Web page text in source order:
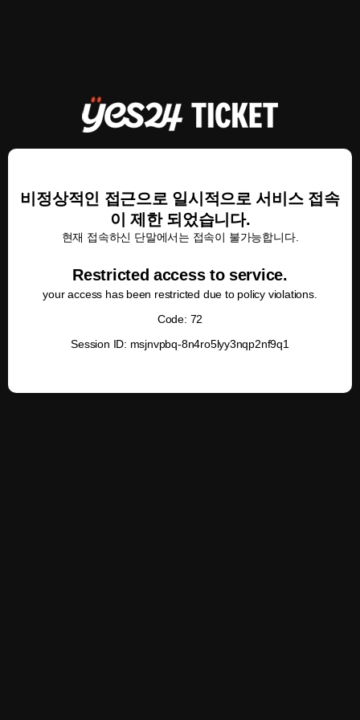
비정상적인 접근으로 일시적으로 서비스 접속
이 제한 되었습니다.
현재 접속하신 단말에서는 접속이 불가능합니다.
Restricted access to service.
your access has been restricted due to policy violations.
Code: 72
Session ID: msjnvpbq-8n4ro5lyy3nqp2nf9q1